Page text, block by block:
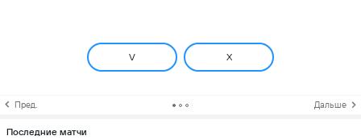
V X
Пред. Дальше
Последние матчи